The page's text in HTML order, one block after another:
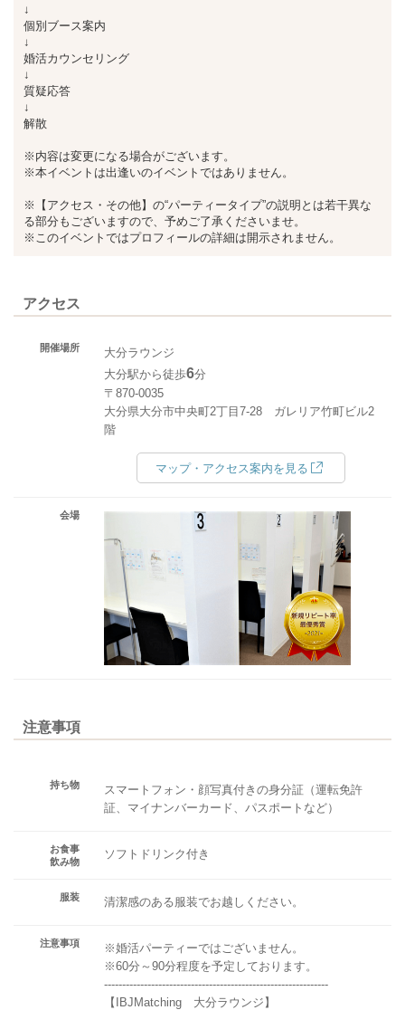
↓
個別ブース案内
↓
婚活カウンセリング
↓
質疑応答
↓
解散
※内容は変更になる場合がございます。
※本イベントは出逢いのイベントではありません。
※【アクセス・その他】の“パーティータイプ”の説明とは若干異な
る部分もございますので、予めご了承くださいませ。
※このイベントではプロフィールの詳細は開示されません。
アクセス
開催場所
大分ラウンジ
大分駅から徒歩6分
〒870-0035
大分県大分市中央町2丁目7-28 ガレリア竹町ビル2
階
マップ・アクセス案内を見る
会場
注意事項
持ち物
スマートフォン・顔写真付きの身分証（運転免許
証、マイナンバーカード、パスポートなど）
お食事
飲み物
ソフトドリンク付き
服装 清潔感のある服装でお越しください。
注意事項
※婚活パーティーではございません。
※60分～90分程度を予定しております。
--------------------------------------------------------------
【IBJMatching 大分ラウンジ】